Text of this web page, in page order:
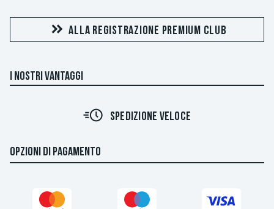
ALLA REGISTRAZIONE PREMIUM CLUB
I NOSTRI VANTAGGI
SPEDIZIONE VELOCE
OPZIONI DI PAGAMENTO